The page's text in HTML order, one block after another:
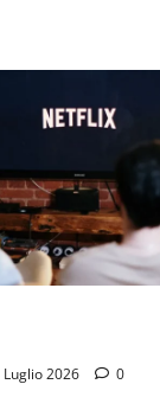
Luglio 2026 0